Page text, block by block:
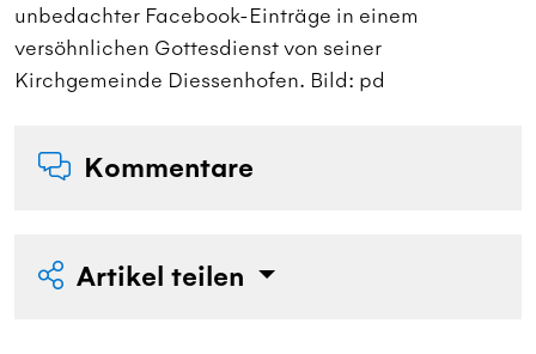
unbedachter Facebook-Einträge in einem
versöhnlichen Gottesdienst von seiner
Kirchgemeinde Diessenhofen. Bild: pd
Kommentare
Artikel teilen